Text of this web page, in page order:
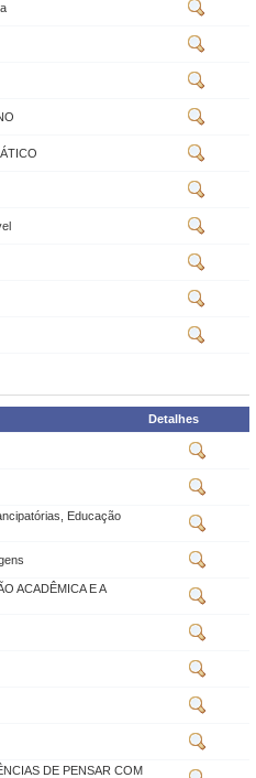
Detalhes
Educação
ACADÊMICA E A
DE PENSAR COM